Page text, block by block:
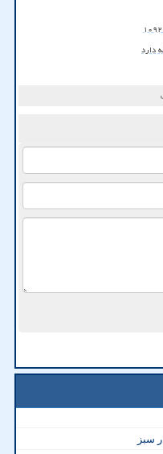
دارد
سبز